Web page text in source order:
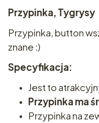
Przypinka, Tygrysy
Przypinka, button
znane :)
Specyfikacja:
Jest to
Przypinka ma
Przypinka na